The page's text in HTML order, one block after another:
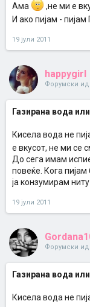
Ама
,не ми е
И ако пијам -
19 јули 2011
happygirl
Форумски
Газирана вода
Кисела вода не
е вкусот, не ми се
До сега имам
повеќе. Кога
ја конзумирам
19 јули 2011
Форумски
Газирана вода
Кисела вода не